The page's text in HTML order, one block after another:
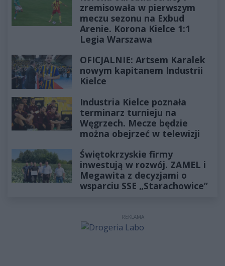
zremisowała w pierwszym
meczu sezonu na Exbud
Arenie. Korona Kielce 1:1
Legia Warszawa
OFICJALNIE: Artsem Karalek
nowym kapitanem Industrii
Kielce
Industria Kielce poznała
terminarz turnieju na
Węgrzech. Mecze będzie
można obejrzeć w telewizji
Świętokrzyskie firmy
inwestują w rozwój. ZAMEL i
Megawita z decyzjami o
wsparciu SSE „Starachowice”
REKLAMA